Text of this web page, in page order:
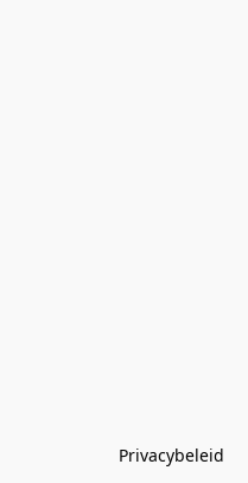
Privacybeleid